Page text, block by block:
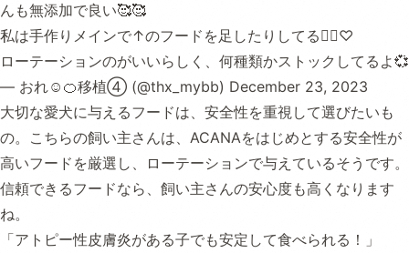
んも無添加で良い🥰🥰
私は手作りメインで↑のフードを足したりしてる🙋‍♀️♡
ローテーションのがいいらしく、何種類かストックしてるよ💞
— おれ☺︎🍊移植④ (@thx_mybb) December 23, 2023
大切な愛犬に与えるフードは、安全性を重視して選びたいも
の。こちらの飼い主さんは、ACANAをはじめとする安全性が
高いフードを厳選し、ローテーションで与えているそうです。
信頼できるフードなら、飼い主さんの安心度も高くなります
ね。
「アトピー性皮膚炎がある子でも安定して食べられる！」